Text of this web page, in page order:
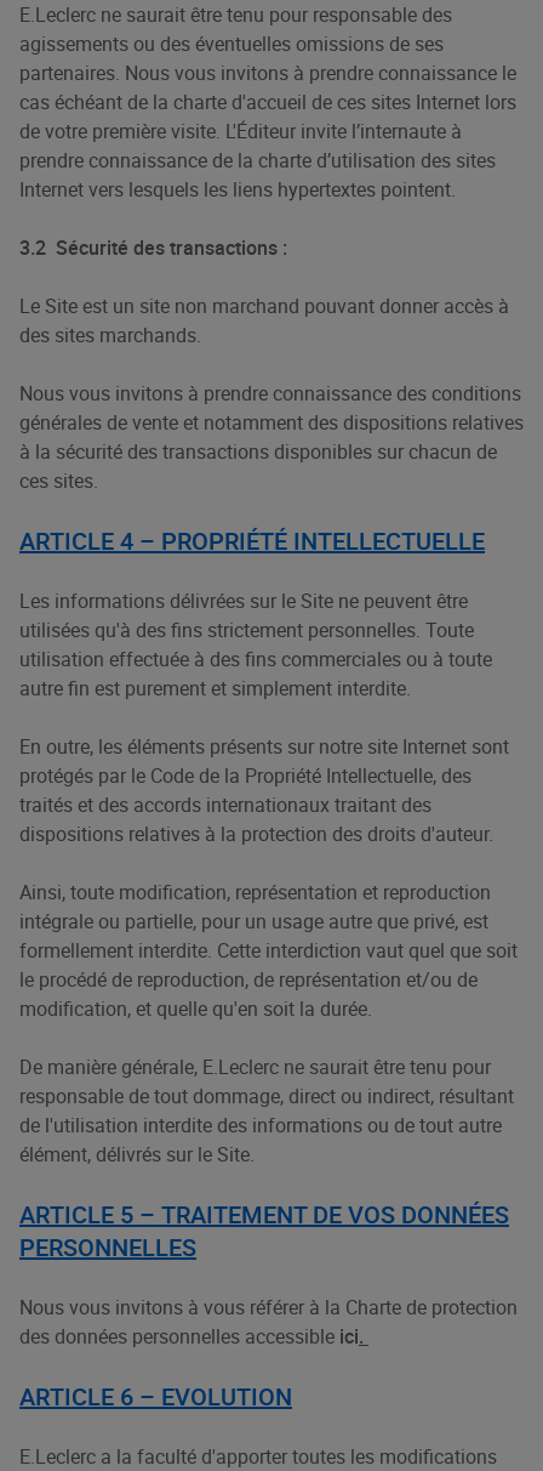
E.Leclerc ne saurait être tenu pour responsable des
agissements ou des éventuelles omissions de ses
partenaires. Nous vous invitons à prendre connaissance le
cas échéant de la charte d'accueil de ces sites Internet lors
de votre première visite. L'Éditeur invite l’internaute à
prendre connaissance de la charte d’utilisation des sites
Internet vers lesquels les liens hypertextes pointent.
3.2 Sécurité des transactions :
Le Site est un site non marchand pouvant donner accès à
des sites marchands.
Nous vous invitons à prendre connaissance des conditions
générales de vente et notamment des dispositions relatives
à la sécurité des transactions disponibles sur chacun de
ces sites.
ARTICLE 4 – PROPRIÉTÉ INTELLECTUELLE
Les informations délivrées sur le Site ne peuvent être
utilisées qu'à des fins strictement personnelles. Toute
utilisation effectuée à des fins commerciales ou à toute
autre fin est purement et simplement interdite.
En outre, les éléments présents sur notre site Internet sont
protégés par le Code de la Propriété Intellectuelle, des
traités et des accords internationaux traitant des
dispositions relatives à la protection des droits d'auteur.
Ainsi, toute modification, représentation et reproduction
intégrale ou partielle, pour un usage autre que privé, est
formellement interdite. Cette interdiction vaut quel que soit
le procédé de reproduction, de représentation et/ou de
modification, et quelle qu'en soit la durée.
De manière générale, E.Leclerc ne saurait être tenu pour
responsable de tout dommage, direct ou indirect, résultant
de l'utilisation interdite des informations ou de tout autre
élément, délivrés sur le Site.
ARTICLE 5 – TRAITEMENT DE VOS DONNÉES
PERSONNELLES
Nous vous invitons à vous référer à la Charte de protection
des données personnelles accessible ici.
ARTICLE 6 – EVOLUTION
E.Leclerc a la faculté d'apporter toutes les modifications